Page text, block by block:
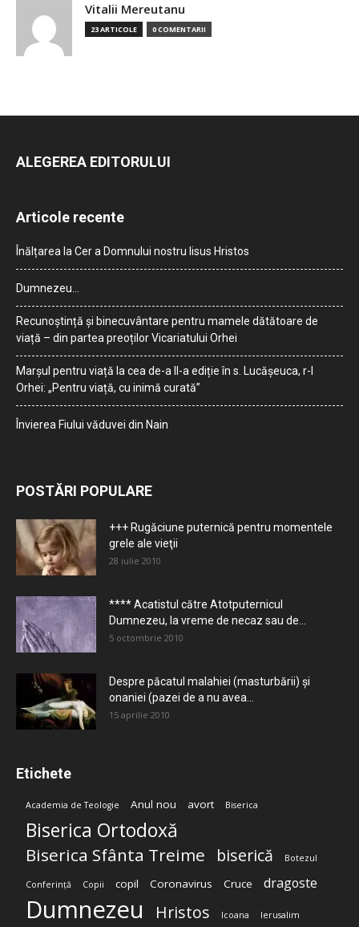
Vitalii Mereutanu
23 ARTICOLE 0 COMENTARII
ALEGEREA EDITORULUI
Articole recente
Înălțarea la Cer a Domnului nostru Iisus Hristos
Dumnezeu…
Recunoștință și binecuvântare pentru mamele dătătoare de
viață – din partea preoților Vicariatului Orhei
Marșul pentru viață la cea de-a II-a ediție în s. Lucășeuca, r-l
Orhei: „Pentru viață, cu inimă curată”
Învierea Fiului văduvei din Nain
POSTĂRI POPULARE
+++ Rugăciune puternică pentru momentele
grele ale vieţii
28 iulie 2010
**** Acatistul către Atotputernicul
Dumnezeu, la vreme de necaz sau de...
5 octombrie 2010
Despre păcatul malahiei (masturbării) şi
onaniei (pazei de a nu avea...
15 aprilie 2010
Etichete
Academia de Teologie Anul nou avort Biserica
Biserica Ortodoxă
Biserica Sfânta Treime biserică Botezul
Conferință Copii copil Coronavirus Cruce dragoste
Dumnezeu Hristos Icoana Ierusalim